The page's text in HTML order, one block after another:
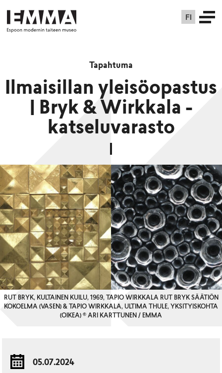
FI
Tapahtuma
Ilmaisillan yleisöopastus
| Bryk & Wirkkala -
katseluvarasto
RUT BRYK, KULTAINEN KUILU, 1969, TAPIO WIRKKALA RUT BRYK SÄÄTIÖN
KOKOELMA (VASEN) & TAPIO WIRKKALA, ULTIMA THULE, YKSITYISKOHTA
(OIKEA) © ARI KARTTUNEN / EMMA
05.07.2024